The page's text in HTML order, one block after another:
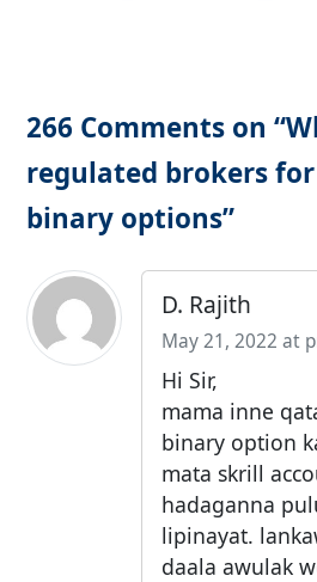
266 Comments on
regulated brokers
binary options”
D. Rajith
May 21, 2022 at
Hi Sir,
mama inne
binary option
mata skrill
hadaganna
lipinayat.
daala awulak